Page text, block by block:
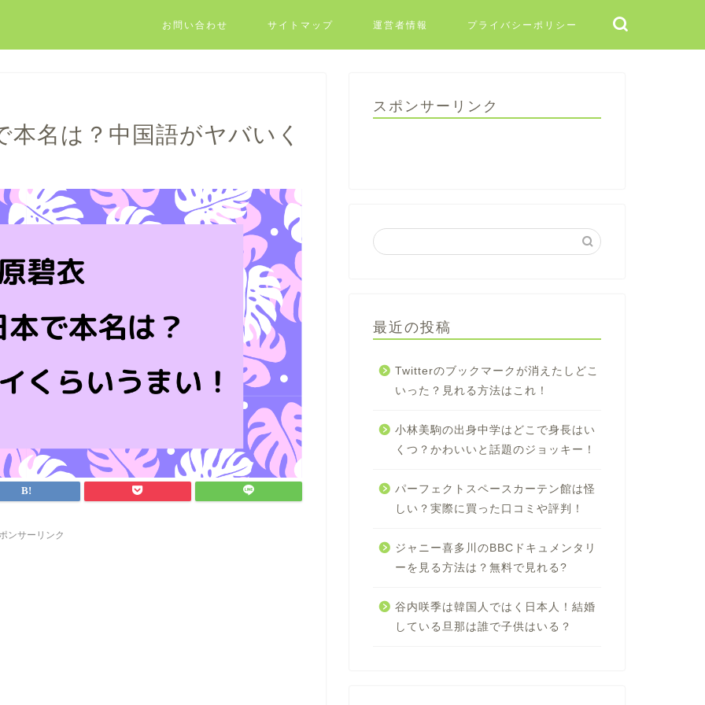
お問い合わせ サイトマップ 運営者情報 プライバシーポリシー
名は？中国語がヤバいく
ンサーリンク
スポンサーリンク
最近の投稿
Twitterのブックマークが消えたしどこ
いった？見れる方法はこれ！
小林美駒の出身中学はどこで身長はい
くつ？かわいいと話題のジョッキー！
パーフェクトスペースカーテン館は怪
しい？実際に買った口コミや評判！
ジャニー喜多川のBBCドキュメンタリ
ーを見る方法は？無料で見れる?
谷内咲季は韓国人ではく日本人！結婚
している旦那は誰で子供はいる？